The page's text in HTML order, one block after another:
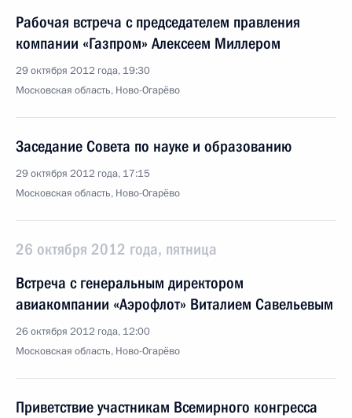
Рабочая встреча с председателем правления
компании «Газпром» Алексеем Миллером
29 октября 2012 года, 19:30
Московская область, Ново-Огарёво
Заседание Совета по науке и образованию
29 октября 2012 года, 17:15
Московская область, Ново-Огарёво
26 октября 2012 года, пятница
Встреча с генеральным директором
авиакомпании «Аэрофлот» Виталием Савельевым
26 октября 2012 года, 12:00
Московская область, Ново-Огарёво
Приветствие участникам Всемирного конгресса